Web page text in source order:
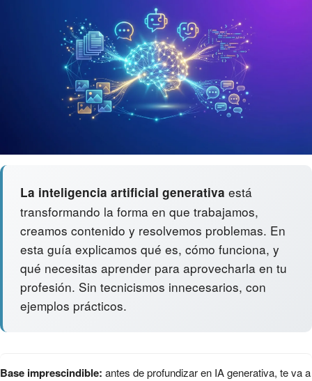
La inteligencia artificial generativa está
transformando la forma en que trabajamos,
creamos contenido y resolvemos problemas. En
esta guía explicamos qué es, cómo funciona, y
qué necesitas aprender para aprovecharla en tu
profesión. Sin tecnicismos innecesarios, con
ejemplos prácticos.
Base imprescindible: antes de profundizar en IA generativa, te va a